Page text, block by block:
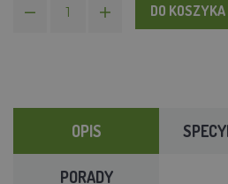
DO KOSZYKA
OPIS
PORADY